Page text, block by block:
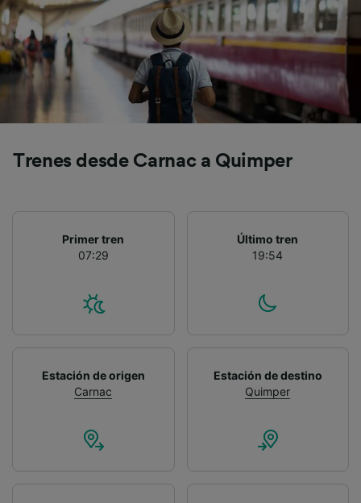
Trenes desde Carnac a Quimper
Primer tren
07:29
Último tren
19:54
Estación de origen
Carnac
Estación de destino
Quimper
precisa. Analizar activamente las
características del dispositivo para su
identificación. Almacenar la información en un
dispositivo y/o acceder a ella. Publicidad y
contenido personalizados, medición de
publicidad y contenido, investigación de
audiencia y desarrollo de servicios.